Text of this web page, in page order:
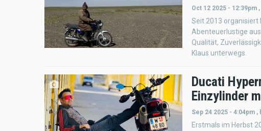
Oct 12 2025 - 12:39pm ,
Seit 2013 organisiert
Abenteuerlustige
Qualität,
Klaus unterwegs.
Ducati
Einzylinder
Sep 24 2025 - 4:04pm ,
Erstmals im Herbst